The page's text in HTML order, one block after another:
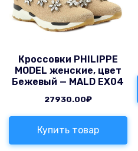
Кроссовки PHILIPPE
MODEL женские, цвет
Бежевый — MALD EX04
27930.00₽
Купить товар